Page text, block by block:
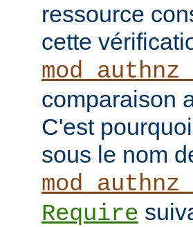
ressource
cette
comparaison
C'est
sous le nom
Require